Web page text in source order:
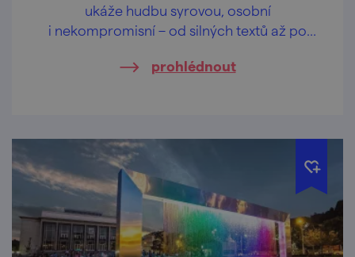
ukáže hudbu syrovou, osobní
i nekompromisní – od silných textů až po
prohlédnout